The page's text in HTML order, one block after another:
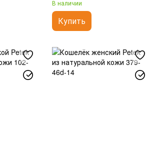
В наличии
Купить